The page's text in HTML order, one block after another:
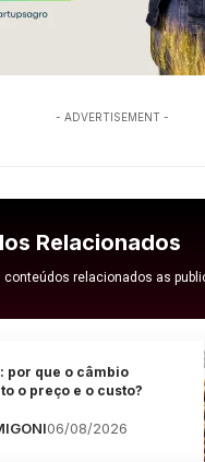
- ADVERTISEMENT -
Relacionados
relacionados as
por que o câmbio
o preço e o custo?
06/08/2026